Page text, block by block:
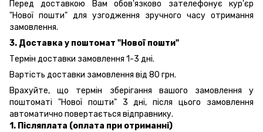
Перед доставкою Вам обов'язково зателефонує кур'єр
"Нової пошти" для узгодження зручного часу отримання
замовлення.
3. Доставка у поштомат "Нової пошти"
Термін доставки замовлення 1-3 дні.
Вартість доставки замовлення від 80 грн.
Врахуйте, що термін зберігання вашого замовлення у
поштоматі "Нової пошти" 3 дні, після цього замовлення
автоматично повертається відправнику.
1. Післяплата (оплата при отриманні)